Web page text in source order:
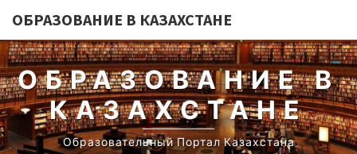
ОБРАЗОВАНИЕ В КАЗАХСТАНЕ
ОБРАЗОВАНИЕ В
КАЗАХСТАНЕ
Образовательный Портал Казахстана